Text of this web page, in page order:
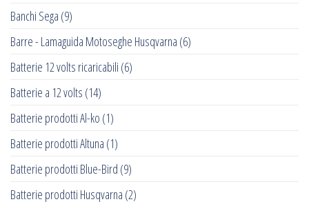
Banchi Sega (9)
Barre - Lamaguida Motoseghe Husqvarna (6)
Batterie 12 volts ricaricabili (6)
Batterie a 12 volts (14)
Batterie prodotti Al-ko (1)
Batterie prodotti Altuna (1)
Batterie prodotti Blue-Bird (9)
Batterie prodotti Husqvarna (2)